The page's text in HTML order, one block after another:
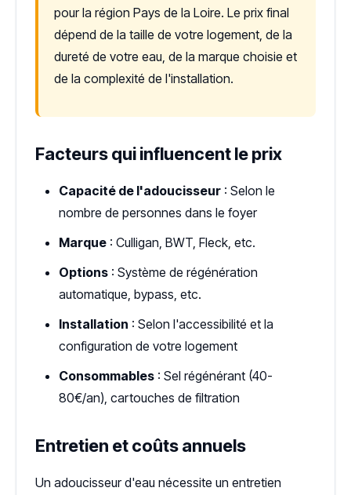
pour la région Pays de la Loire. Le prix final
dépend de la taille de votre logement, de la
dureté de votre eau, de la marque choisie et
de la complexité de l'installation.
Facteurs qui influencent le prix
Capacité de l'adoucisseur : Selon le
nombre de personnes dans le foyer
Marque : Culligan, BWT, Fleck, etc.
Options : Système de régénération
automatique, bypass, etc.
Installation : Selon l'accessibilité et la
configuration de votre logement
Consommables : Sel régénérant (40-
80€/an), cartouches de filtration
Entretien et coûts annuels
Un adoucisseur d'eau nécessite un entretien